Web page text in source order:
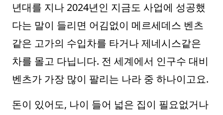
년대를 지나 2024년인 지금도 사업에 성공했
다는 말이 들리면 어김없이 메르세데스 벤츠
같은 고가의 수입차를 타거나 제네시스같은
차를 몰고 다닙니다. 전 세계에서 인구수 대비
벤츠가 가장 많이 팔리는 나라 중 하나이고요.
돈이 있어도, 나이 들어 넓은 집이 필요없거나